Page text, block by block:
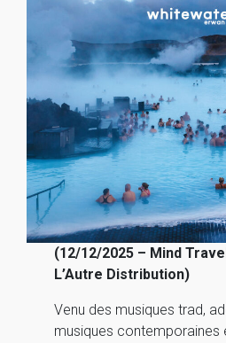
(12/12/2025 – Mind
L’Autre Distribution)
Venu des musiques trad,
musiques contemporaines